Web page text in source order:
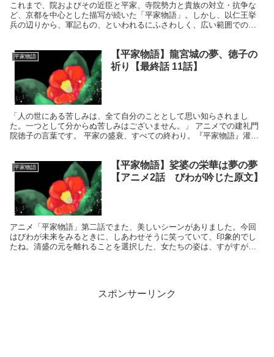
これまで、院およびその近臣と平家、寺院勢力と貴族の対立・抗争な
ど、京都を中心とした描写が続いた「平家物語」。しかし、以仁王挙
兵の辺りから、軍記もの、といわれるにふさわしく、広い範囲での合
平家物語
【平家物語】龍宮城の夢、徳子の
祈り【最終話 11話】
「人の世にある苦しみは、全て自分のこととして思い知らされまし
た。一つとして分からぬ苦しみはございません。」 アニメでの建礼門
院徳子の言葉です。 平家の盛衰、すべての終わり。『平家物語』灌頂
平家物語
【平家物語】娑婆の栄華は夢の夢
【アニメ2話 びわが吟じた原文】
アニメ「平家物語」第二話でまた、美しいシーンがありました。今回
はびわが未来をみるときに、しあわせそうに笑っていて、印象的でし
たね。清盛の元を離れることを選択した、女たちの姿は、すがすがし
スポンサーリンク